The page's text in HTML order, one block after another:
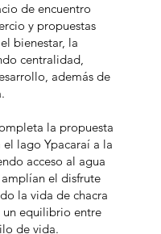
de encuentro
y propuestas
bienestar, la
centralidad,
además de
la propuesta
lago Ypacaraí a la
acceso al agua
el disfrute
la vida de chacra
un equilibrio entre
de vida.